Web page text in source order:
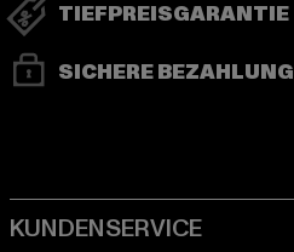
TIEFPREISGARANTIE
SICHERE BEZAHLUNG